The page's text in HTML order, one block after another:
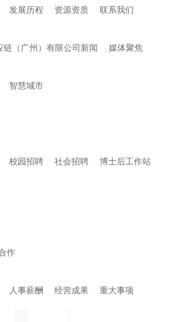
发展历程 资源资质 联系我们
链（广州）有限公司新闻 媒体聚焦
智慧城市
校园招聘 社会招聘
博士后工作站
作
人事薪酬 经营成果 重大事项